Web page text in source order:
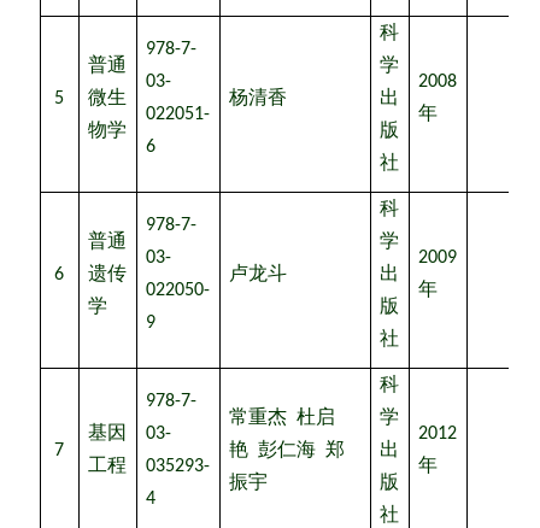
5
普通
微生
物学
978-7-
03-
022051-
6
杨清香
科
学
出
版
社
2008
年
6
普通
遗传
学
978-7-
03-
022050-
9
卢龙斗
科
学
出
版
社
2009
年
7
基因
工程
978-7-
03-
035293-
4
常重杰 杜启
艳 彭仁海 郑
振宇
科
学
出
版
社
2012
年